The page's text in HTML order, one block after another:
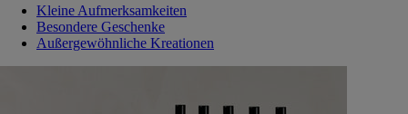
Kleine Aufmerksamkeiten
Besondere Geschenke
Außergewöhnliche Kreationen